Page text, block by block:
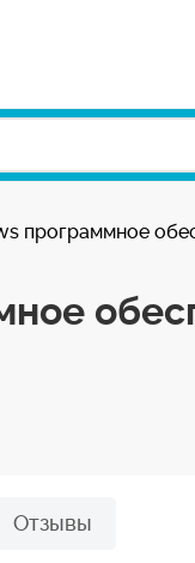
программное
Отзывы